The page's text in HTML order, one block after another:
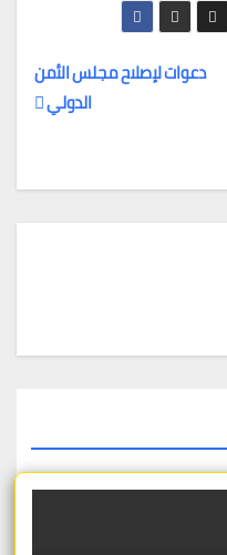
دعوات لإصلاح مجلس الأمن
الدولي